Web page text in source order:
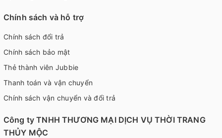
Chính sách và hỗ trợ
Chính sách đổi trả
Chính sách bảo mật
Thẻ thành viên Jubbie
Thanh toán và vận chuyển
Chính sách vận chuyển và đổi trả
Công ty TNHH THƯƠNG MẠI DỊCH VỤ THỜI TRANG
THỦY MỘC